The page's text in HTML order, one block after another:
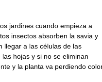
jardines cuando empieza a
insectos absorben la savia y
llegar a las células de las
hojas y si no se eliminan
y la planta va perdiendo